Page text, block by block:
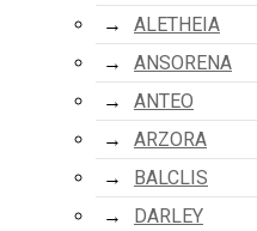
ALETHEIA
ANSORENA
ANTEO
ARZORA
BALCLIS
DARLEY